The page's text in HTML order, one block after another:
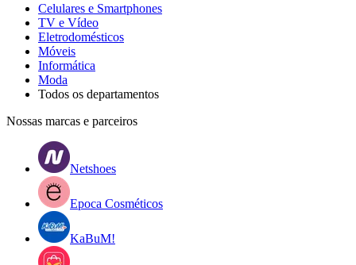
Celulares e Smartphones
TV e Vídeo
Eletrodomésticos
Móveis
Informática
Moda
Todos os departamentos
Nossas marcas e parceiros
Netshoes
Epoca Cosméticos
KaBuM!